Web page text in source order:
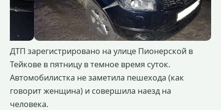
ДТП зарегистрировано на улице Пионерской в
Тейкове в пятницу в темное время суток.
Автомобилистка не заметила пешехода (как
говорит женщина) и совершила наезд на
человека.